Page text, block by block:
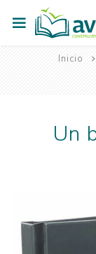
Inicio
Un